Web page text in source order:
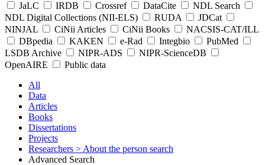
JaLC
IRDB Crossref DataCite
NDL Search
NDL Digital Collections (NII-ELS)
RUDA
JDCat
NINJAL
CiNii Articles CiNii Books
NACSIS-CAT/ILL
DBpedia
KAKEN e-Rad Integbio
PubMed
LSDB Archive
NIPR-ADS
NIPR-ScienceDB
OpenAIRE
Public data
All
Data
Articles
Books
Dissertations
Projects
Researchers > About the person search
Advanced Search